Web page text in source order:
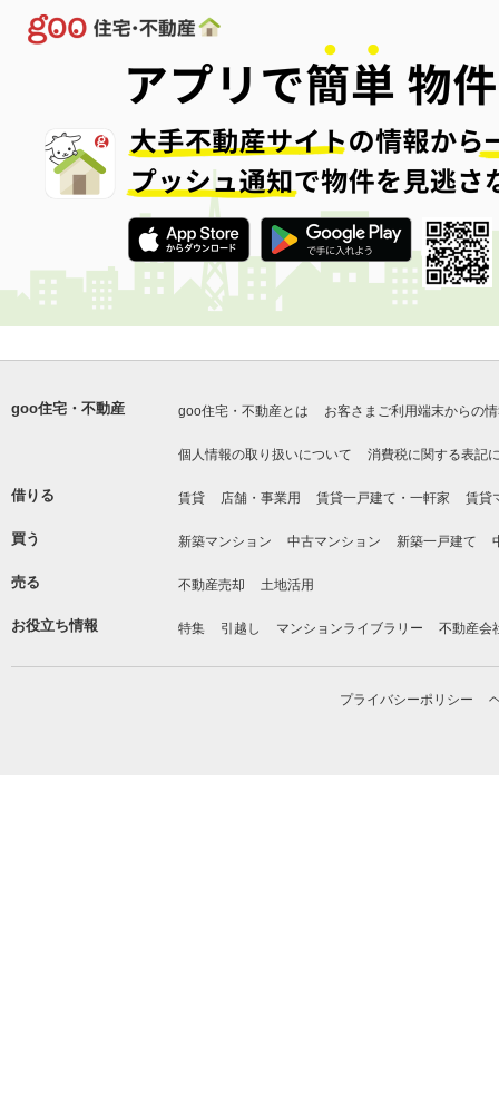
goo住宅・不動産 goo住宅・不動産とは お客さまご利用端末からの
個人情報の取り扱いについて 消費税に関する表記
借りる 賃貸 店舗・事業用 賃貸一戸建て・一軒家 賃貸
買う 新築マンション 中古マンション 新築一戸建て
売る 不動産売却 土地活用
お役立ち情報 特集 引越し マンションライブラリー 不動産会
プライバシーポリシー